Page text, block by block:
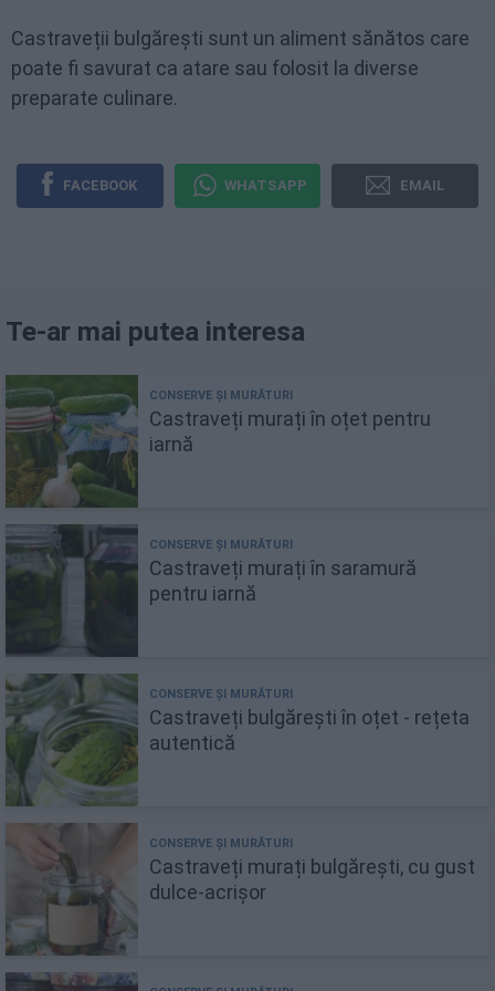
Castraveții bulgărești sunt un aliment sănătos care
poate fi savurat ca atare sau folosit la diverse
preparate culinare.
FACEBOOK WHATSAPP EMAIL
Te-ar mai putea interesa
Castraveți murați în oțet pentru
iarnă
Castraveți murați în saramură
pentru iarnă
Castraveți bulgărești în oțet - rețeta
autentică
Castraveți murați bulgărești, cu gust
dulce-acrișor